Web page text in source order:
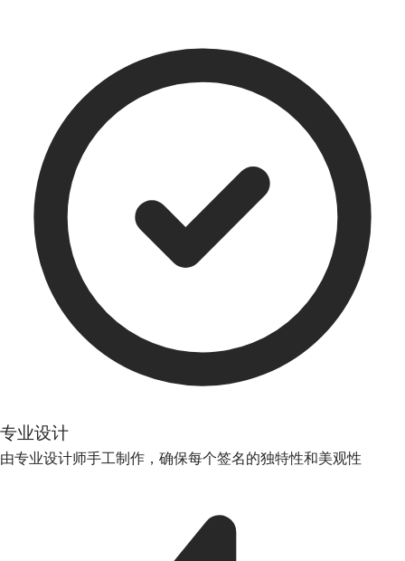
专业设计
由专业设计师手工制作，确保每个签名的独特性和美观性